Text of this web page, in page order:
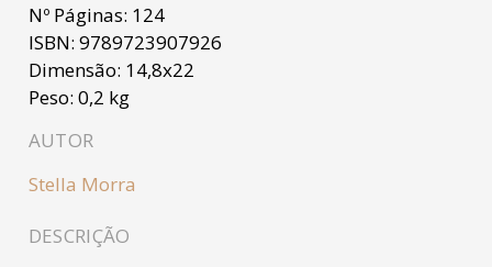
Nº Páginas: 124
ISBN: 9789723907926
Dimensão: 14,8x22
Peso: 0,2 kg
AUTOR
Stella Morra
DESCRIÇÃO